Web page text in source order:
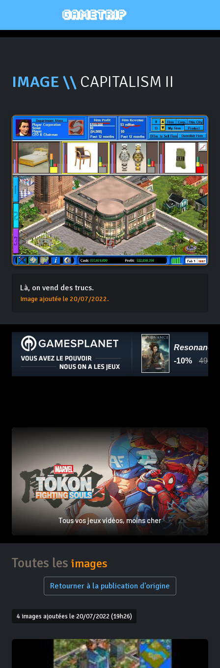
IMAGE \\ CAPITALISM II
Là, on vend des trucs.
Image ajoutée le 20/07/2022.
Tous vos jeux vidéos, moins cher
Toutes les images
Retourner à la publication d'origine
4 images ajoutées le 20/07/2022 (19h26)